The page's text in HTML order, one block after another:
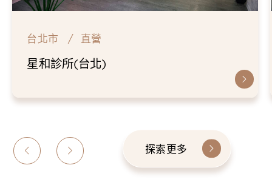
台北市 直營
星和診所(台北)
探索更多